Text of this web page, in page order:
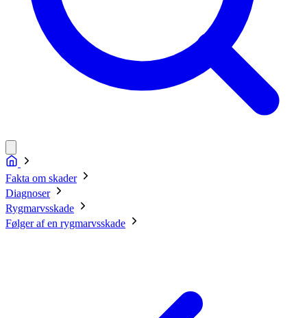
Fakta om skader
Diagnoser
Rygmarvsskade
Følger af en rygmarvsskade